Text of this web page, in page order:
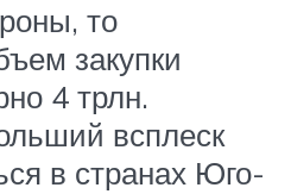
то
закупки
4 трлн.
всплеск
в странах Юго-